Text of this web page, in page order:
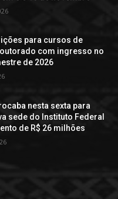
para cursos de
com ingresso no
de 2026
nesta sexta para
sede do Instituto Federal
de R$ 26 milhões